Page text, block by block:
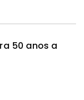
50 anos a